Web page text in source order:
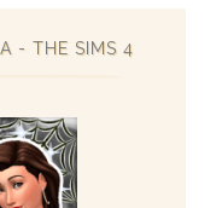
- THE SIMS 4